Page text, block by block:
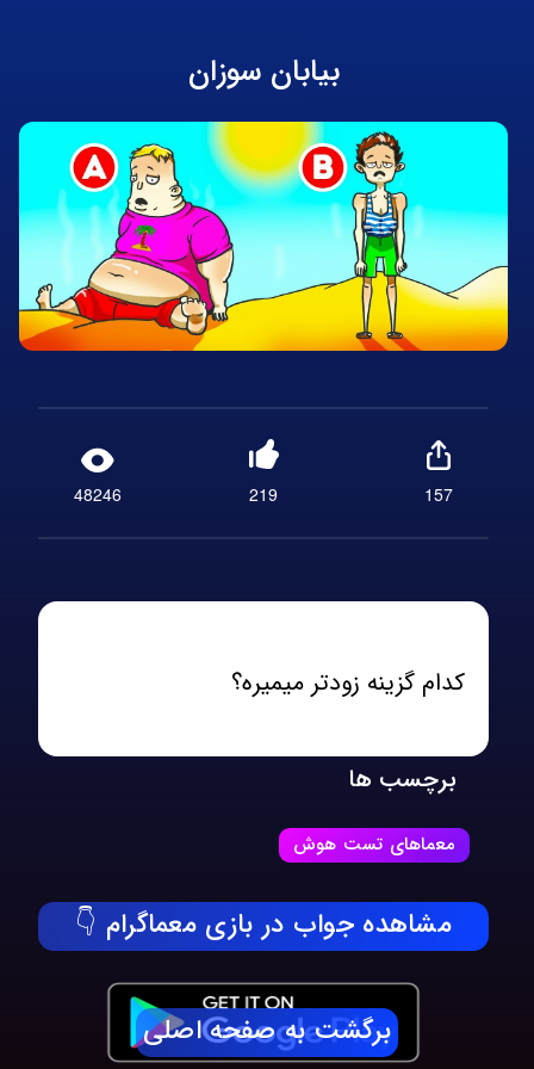
بیابان سوزان
48246 219 157
کدام گزینه زودتر میمیره؟
برچسب ها
معماهای تست هوش
مشاهده جواب در بازی معماگرام 👇
برگشت به صفحه اصلی